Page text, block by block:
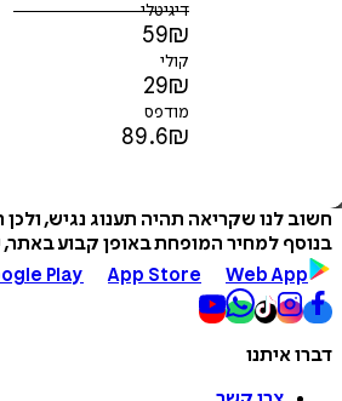
דיגיטלי
59₪
קולי
29₪
מודפס
89.6₪
חשוב לנו שקריאה תהיה תענוג נגיש,
בנוסף למחיר המופחת באופן קבוע באתר,
Play
App Store Web App
דברו איתנו